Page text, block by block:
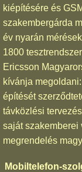
kiépítésére és
szakembergárda
év nyarán
1800
Ericsson
kívánja
építését
távközlési
saját szakemberei
megrendelés
Mobiltelefon-